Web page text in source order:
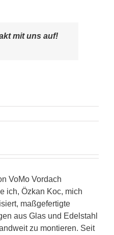
mit uns auf!
VoMo Vordach
ich, Özkan Koc, mich
maßgefertigte
aus Glas und Edelstahl
zu montieren. Seit